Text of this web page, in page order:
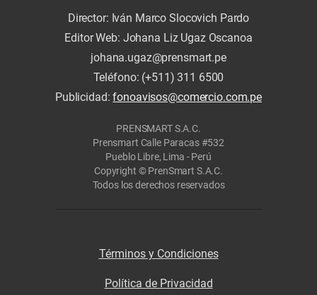
Director: Iván Marco Slocovich Pardo
Editor Web: Johana Liz Ugaz Oscanoa
johana.ugaz@prensmart.pe
Teléfono: (+511) 311 6500
Publicidad:fonoavisos@comercio.com.pe
PRENSMART S.A.C.
Prensmart Calle Paracas #532
Pueblo Libre, Lima - Perú
Copyright © PrenSmart S.A.C.
Todos los derechos reservados
Términos y Condiciones
Política de Privacidad